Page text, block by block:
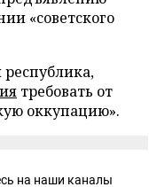
«советского
требовать от
оккупацию».
на наши каналы